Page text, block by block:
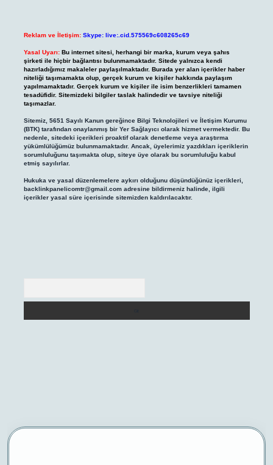
Reklam ve İletişim: Skype: live:.cid.575569c608265c69
Yasal Uyarı: Bu internet sitesi, herhangi bir marka, kurum veya şahıs
şirketi ile hiçbir bağlantısı bulunmamaktadır. Sitede yalnızca kendi
hazırladığımız makaleler paylaşılmaktadır. Burada yer alan içerikler haber
niteliği taşımamakta olup, gerçek kurum ve kişiler hakkında paylaşım
yapılmamaktadır. Gerçek kurum ve kişiler ile isim benzerlikleri tamamen
tesadüfidir. Sitemizdeki bilgiler taslak halindedir ve tavsiye niteliği
taşımazlar.
Sitemiz, 5651 Sayılı Kanun gereğince Bilgi Teknolojileri ve İletişim Kurumu
(BTK) tarafından onaylanmış bir Yer Sağlayıcı olarak hizmet vermektedir. Bu
nedenle, sitedeki içerikleri proaktif olarak denetleme veya araştırma
yükümlülüğümüz bulunmamaktadır. Ancak, üyelerimiz yazdıkları içeriklerin
sorumluluğunu taşımakta olup, siteye üye olarak bu sorumluluğu kabul
etmiş sayılırlar.
Hukuka ve yasal düzenlemelere aykırı olduğunu düşündüğünüz içerikleri,
backlinkpanelicomtr@gmail.comadresine bildirmeniz halinde, ilgili
içerikler yasal süre içerisinde sitemizden kaldırılacaktır.